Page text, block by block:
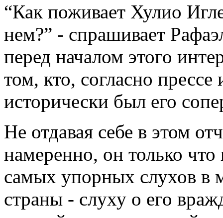
“Как поживает Хулио
нем?” - спрашивает
перед началом этого
том, кто, согласно
исторически был его
Не отдавая себе в этом
намеренно, он только
самых упорных слухов в
страны - слуху о его